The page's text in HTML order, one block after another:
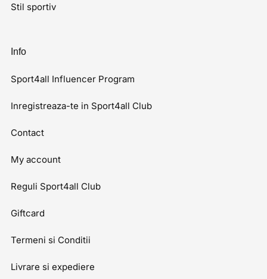
Stil sportiv
Info
Sport4all Influencer Program
Inregistreaza-te in Sport4all Club
Contact
My account
Reguli Sport4all Club
Giftcard
Termeni si Conditii
Livrare si expediere